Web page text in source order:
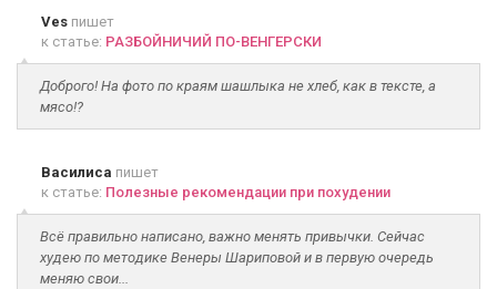
Ves пишет
к статье: РАЗБОЙНИЧИЙ ПО-ВЕНГЕРСКИ
Доброго! На фото по краям шашлыка не хлеб, как в тексте, а
мясо!?
Василиса пишет
к статье: Полезные рекомендации при похудении
Всё правильно написано, важно менять привычки. Сейчас
худею по методике Венеры Шариповой и в первую очередь
меняю свои...